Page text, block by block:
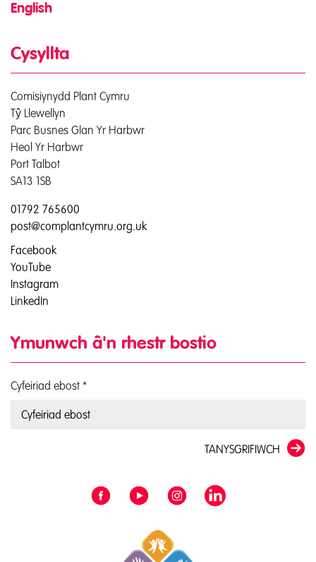
English
Cysyllta
Comisiynydd Plant Cymru
Tŷ Llewellyn
Parc Busnes Glan Yr Harbwr
Heol Yr Harbwr
Port Talbot
SA13 1SB
01792 765600
post@complantcymru.org.uk
Facebook
YouTube
Instagram
LinkedIn
Ymunwch â'n rhestr bostio
Cyfeiriad ebost *
TANYSGRIFIWCH